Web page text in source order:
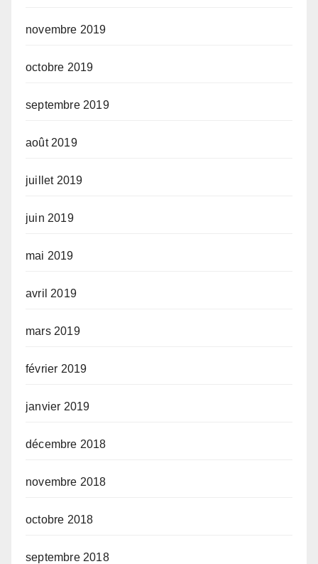
novembre 2019
octobre 2019
septembre 2019
août 2019
juillet 2019
juin 2019
mai 2019
avril 2019
mars 2019
février 2019
janvier 2019
décembre 2018
novembre 2018
octobre 2018
septembre 2018